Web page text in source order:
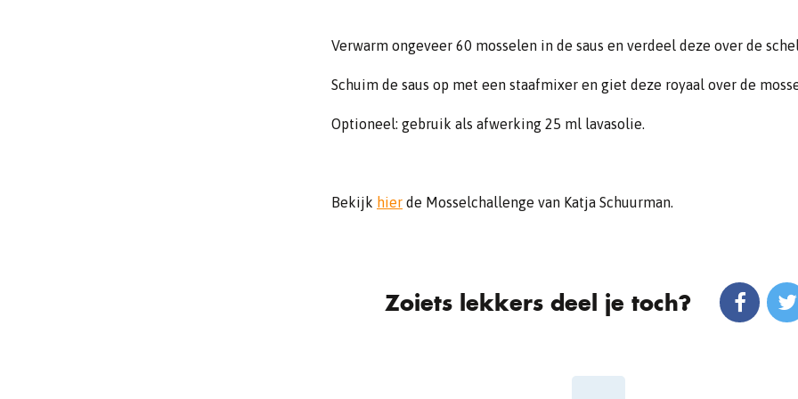
Verwarm ongeveer 60 mosselen in de saus en verdeel deze over de
Schuim de saus op met een staafmixer en giet deze royaal over de
Optioneel: gebruik als afwerking 25 ml lavasolie.
Bekijk hier de Mosselchallenge van Katja Schuurman.
Zoiets lekkers deel je toch?